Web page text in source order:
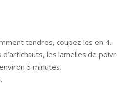
tendres, coupez les en 4.
les lamelles de
5 minutes.